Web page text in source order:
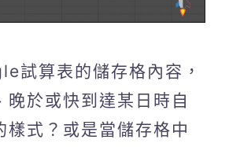
試算表的儲存格內容，
晚於或快到達某日時自
樣式？或是當儲存格中